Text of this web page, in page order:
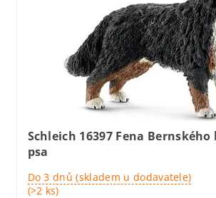
Schleich 16397 Fena
psa
Do 3 dnů (skladem u dodavatele)
(>2 ks)